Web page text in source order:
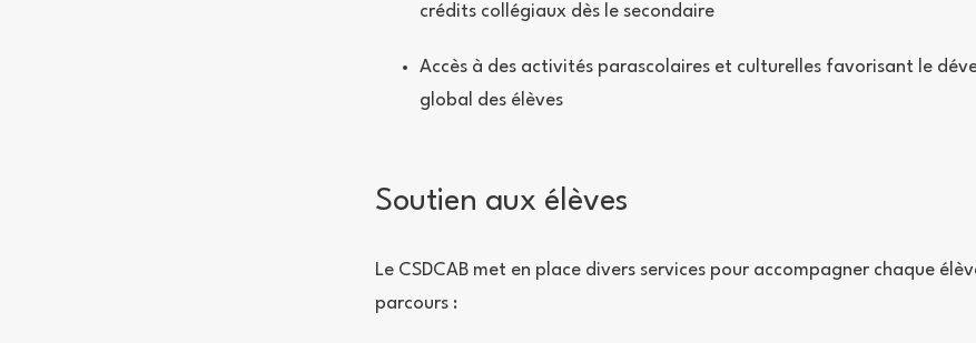
crédits collégiaux dès le secondaire
Accès à des activités parascolaires et culturelles favorisant le
global des élèves
Soutien aux élèves
Le CSDCAB met en place divers services pour accompagner chaque
parcours :